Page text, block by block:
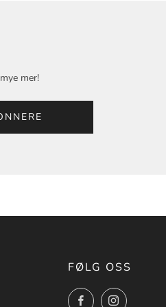
mer!
FØLG OSS
FacebookInstagram